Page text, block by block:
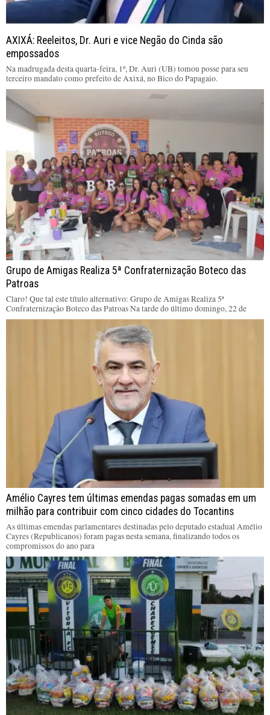
AXIXÁ: Reeleitos, Dr. Auri e vice Negão do Cinda são
empossados
Na madrugada desta quarta-feira, 1º, Dr. Auri (UB) tomou posse para seu
terceiro mandato como prefeito de Axixá, no Bico do Papagaio.
Grupo de Amigas Realiza 5ª Confraternização Boteco das
Patroas
Claro! Que tal este título alternativo: Grupo de Amigas Realiza 5ª
Confraternização Boteco das Patroas Na tarde do último domingo, 22 de
Amélio Cayres tem últimas emendas pagas somadas em um
milhão para contribuir com cinco cidades do Tocantins
As últimas emendas parlamentares destinadas pelo deputado estadual Amélio
Cayres (Republicanos) foram pagas nesta semana, finalizando todos os
compromissos do ano para